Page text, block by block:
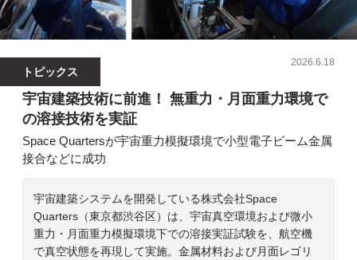
トピックス
2026.6.18
宇宙建築技術に前進！ 無重力・月面重力環境で
の溶接技術を実証
Space Quartersが宇宙重力模擬環境で小型電子ビーム金属
接合などに成功
宇宙建築システムを開発している株式会社Space
Quarters（東京都渋谷区）は、宇宙真空環境および微小
重力・月面重力模擬環境下での溶接実証試験を、航空機
で真空状態を再現して実施。金属材料および月面レゴリ